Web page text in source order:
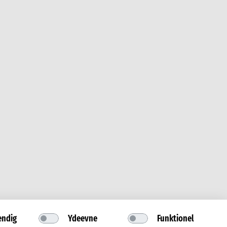
Ydeevne Funktionel